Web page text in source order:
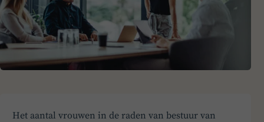
Het aantal vrouwen in de raden van bestuur van